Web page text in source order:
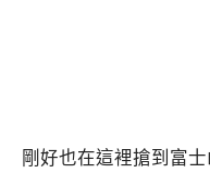
剛好也在這裡搶到富